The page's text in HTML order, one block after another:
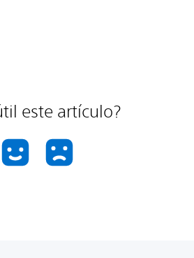
este artículo?